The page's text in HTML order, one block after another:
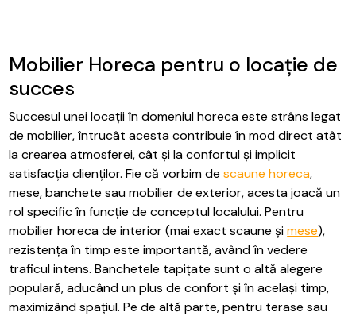
Mobilier Horeca pentru o locație de
succes
Succesul unei locații în domeniul horeca este strâns legat
de mobilier, întrucât acesta contribuie în mod direct atât
la crearea atmosferei, cât și la confortul și implicit
satisfacția clienților. Fie că vorbim descaune horeca,
mese, banchete sau mobilier de exterior, acesta joacă un
rol specific în funcție de conceptul localului. Pentru
mobilier horeca de interior (mai exact scaune șimese),
rezistența în timp este importantă, având în vedere
traficul intens. Banchetele tapițate sunt o altă alegere
populară, aducând un plus de confort și în același timp,
maximizând spațiul. Pe de altă parte, pentru terase sau